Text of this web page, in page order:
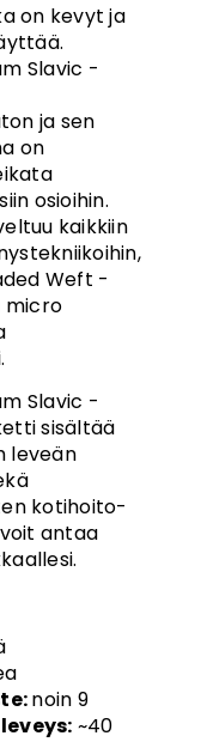
on kevyt ja
Slavic -
ja sen
on
osioihin.
kaikkiin
Weft -
micro
Slavic -
sisältää
leveän
kotihoito-
antaa
noin 9
~40